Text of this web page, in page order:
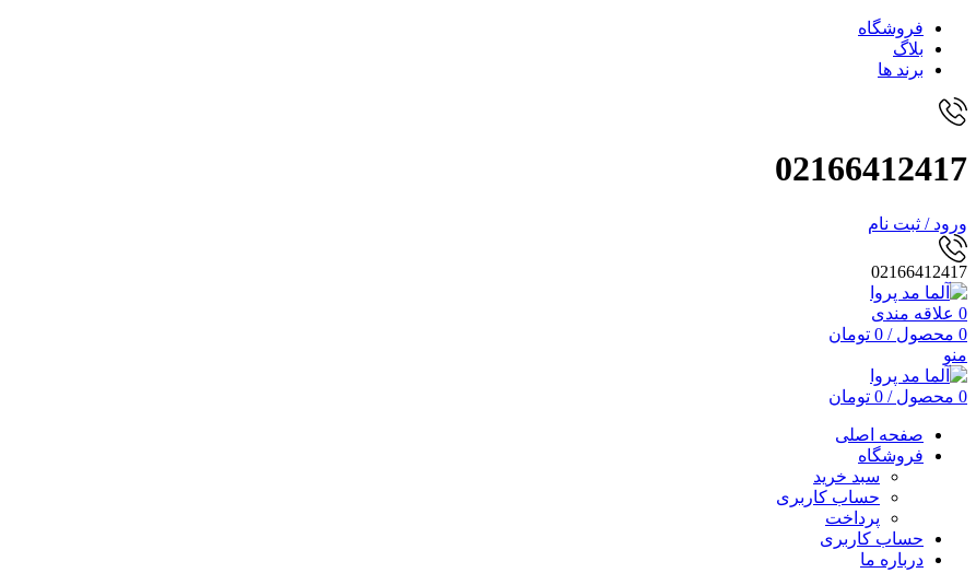
فروشگاه
بلاگ
برند ها
02166412417
ورود / ثبت نام
02166412417
0 علاقه مندی
0 محصول /
0 تومان
منو
0 محصول /
0 تومان
صفحه اصلی
فروشگاه
سبد خرید
حساب کاربری
پرداخت
حساب کاربری
درباره ما